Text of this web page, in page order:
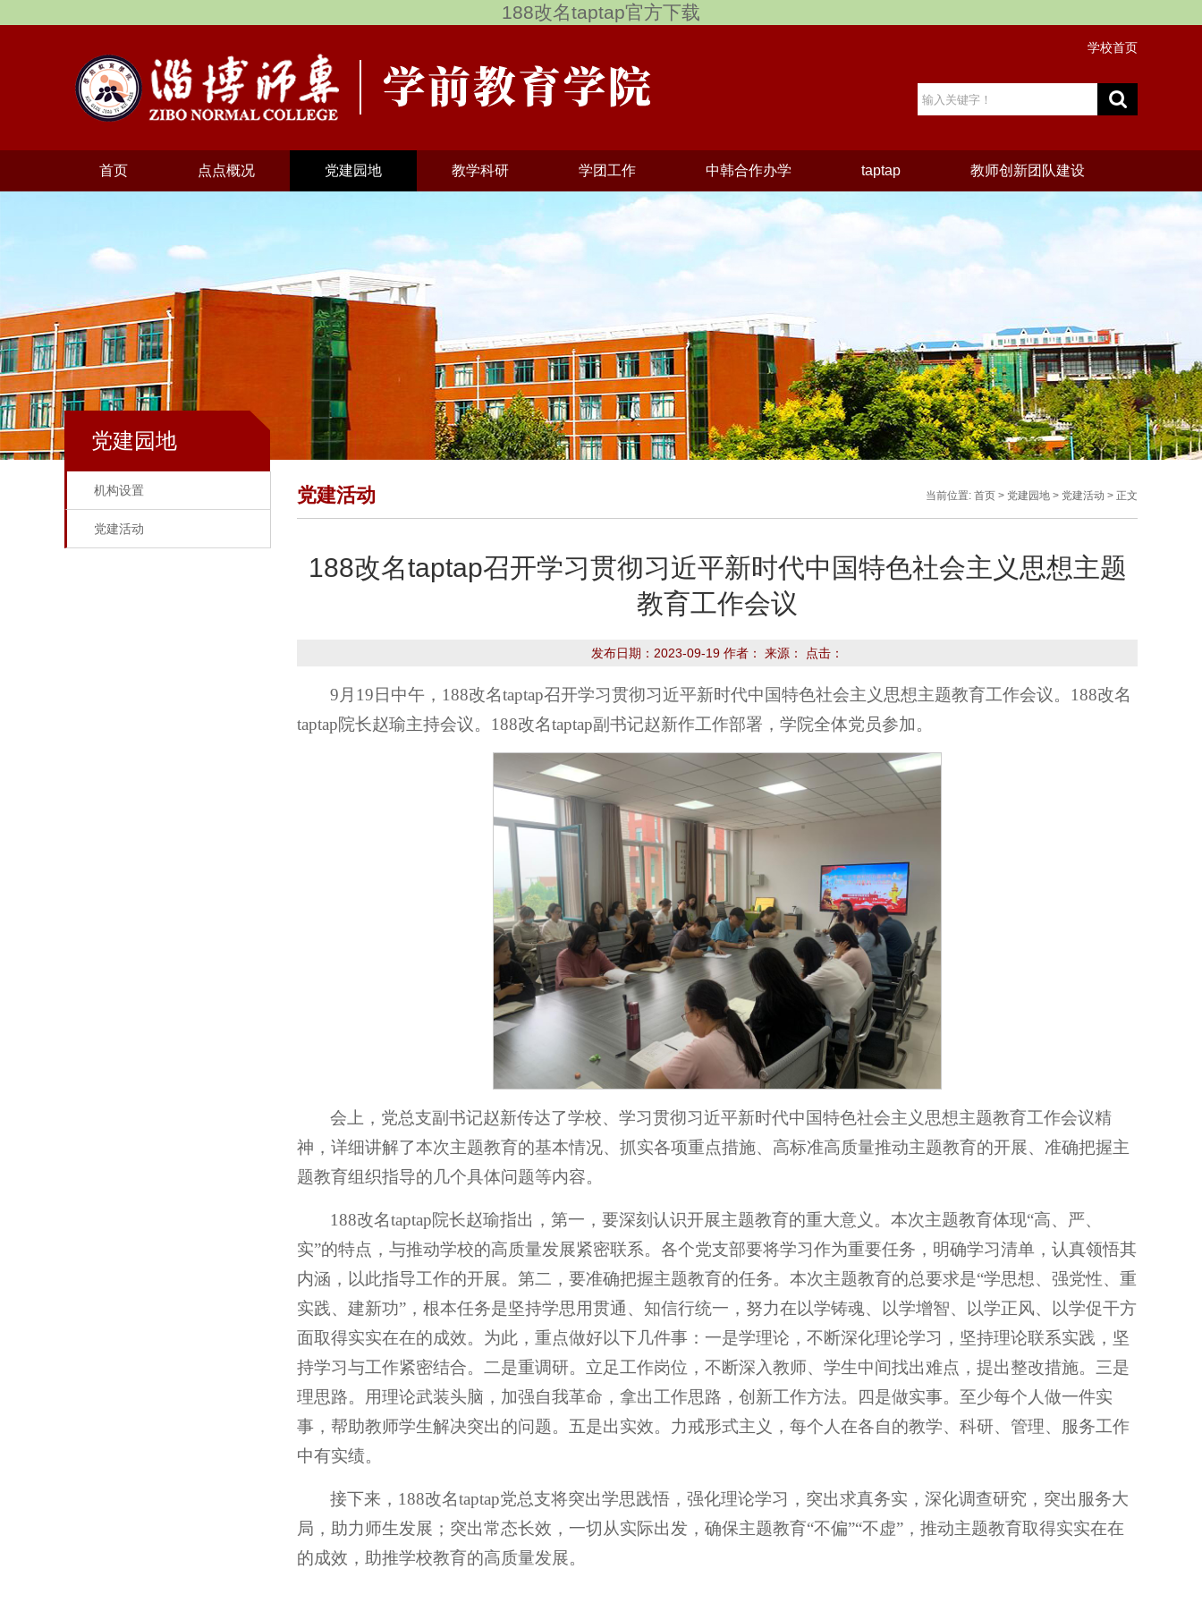
188改名taptap官方下载
学校首页
首页 点点概况 党建园地 教学科研 学团工作 中韩合作办学 taptap 教师创新团队建设
党建园地
机构设置
党建活动
党建活动 当前位置: 首页 > 党建园地 > 党建活动 > 正文
188改名taptap召开学习贯彻习近平新时代中国特色社会主义思想主题
教育工作会议
发布日期：2023-09-19 作者： 来源： 点击：
9月19日中午，188改名taptap召开学习贯彻习近平新时代中国特色社会主义思想主题教育工作会议。188改名
taptap院长赵瑜主持会议。188改名taptap副书记赵新作工作部署，学院全体党员参加。
会上，党总支副书记赵新传达了学校、学习贯彻习近平新时代中国特色社会主义思想主题教育工作会议精
神，详细讲解了本次主题教育的基本情况、抓实各项重点措施、高标准高质量推动主题教育的开展、准确把握主
题教育组织指导的几个具体问题等内容。
188改名taptap院长赵瑜指出，第一，要深刻认识开展主题教育的重大意义。本次主题教育体现“高、严、
实”的特点，与推动学校的高质量发展紧密联系。各个党支部要将学习作为重要任务，明确学习清单，认真领悟其
内涵，以此指导工作的开展。第二，要准确把握主题教育的任务。本次主题教育的总要求是“学思想、强党性、重
实践、建新功”，根本任务是坚持学思用贯通、知信行统一，努力在以学铸魂、以学增智、以学正风、以学促干方
面取得实实在在的成效。为此，重点做好以下几件事：一是学理论，不断深化理论学习，坚持理论联系实践，坚
持学习与工作紧密结合。二是重调研。立足工作岗位，不断深入教师、学生中间找出难点，提出整改措施。三是
理思路。用理论武装头脑，加强自我革命，拿出工作思路，创新工作方法。四是做实事。至少每个人做一件实
事，帮助教师学生解决突出的问题。五是出实效。力戒形式主义，每个人在各自的教学、科研、管理、服务工作
中有实绩。
接下来，188改名taptap党总支将突出学思践悟，强化理论学习，突出求真务实，深化调查研究，突出服务大
局，助力师生发展；突出常态长效，一切从实际出发，确保主题教育“不偏”“不虚”，推动主题教育取得实实在在
的成效，助推学校教育的高质量发展。